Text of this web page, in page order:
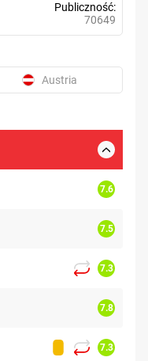
Publiczność
70649
Austria
7.6
7.5
7.3
7.8
7.3